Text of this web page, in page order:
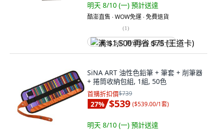
明天 8/10 (一) 預計送達
酷澎直售 ∙ WOW免運 ∙ 免費退貨
(1)
满 $1,500 再省 $75 (王道卡)
SiNA ART 油性色鉛筆 + 筆套 + 削筆器
+ 捲筒收納包組, 1組, 50色
首購折扣價$739
27% $539 ($539.00/1套)
明天 8/10 (一) 預計送達